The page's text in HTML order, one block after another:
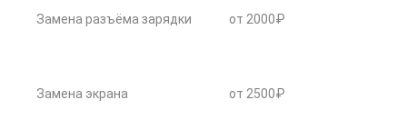
Замена разъёма зарядки от 2000₽
Замена экрана от 2500₽